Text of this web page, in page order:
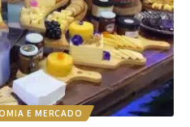
E MERCADO